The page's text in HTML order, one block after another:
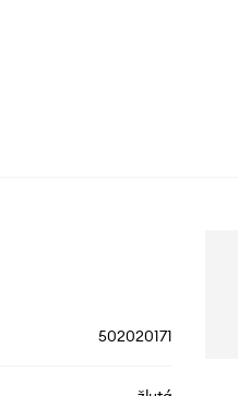
502020171